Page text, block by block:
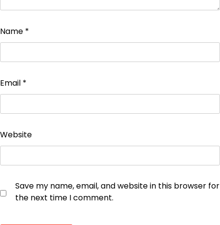
Name *
Email *
Website
Save my name, email, and website in this browser for
the next time I comment.